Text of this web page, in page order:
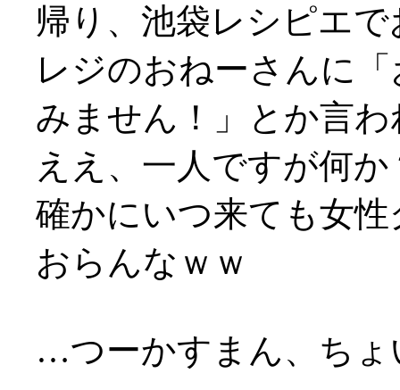
帰り、池袋レシピエで
レジのおねーさんに
みません！」とか言
ええ、一人ですが何か
確かにいつ来ても女
おらんなｗｗ
…つーかすまん、ちょ